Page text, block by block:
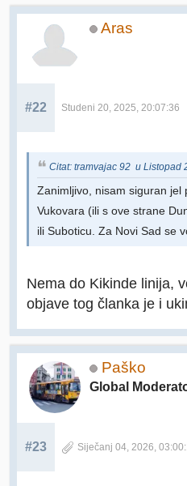
Aras
#22 Studeni 20, 2025, 20:07:36
Citat: tramvajac 92 u Listopad
Zanimljivo, nisam siguran jel
Vukovara (ili s ove strane
ili Suboticu. Za Novi Sad se
Nema do Kikinde linija,
objave tog članka je i
Paško
Global
#23 Siječanj 04, 2026,